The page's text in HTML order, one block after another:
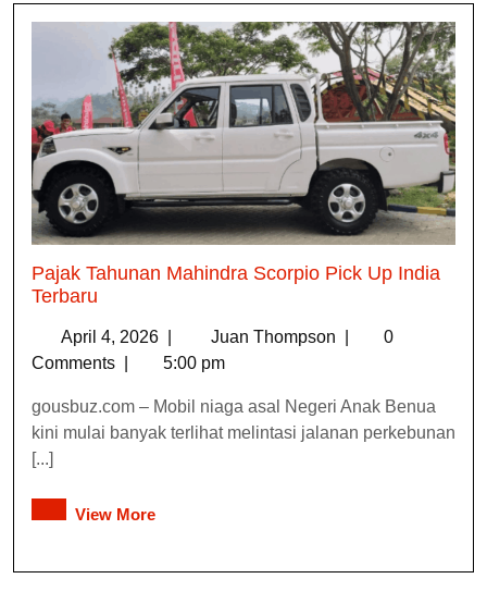
Pajak Tahunan Mahindra Scorpio Pick Up India
Terbaru
April 4, 2026 Juan Thompson
0
Comments
5:00 pm
gousbuz.com – Mobil niaga asal Negeri Anak Benua
kini mulai banyak terlihat melintasi jalanan perkebunan
[...]
View More